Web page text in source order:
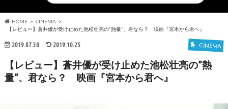
HOME
CINEMA
【レビュー】蒼井優が受け止めた池松壮亮の”熱量”、君なら？ 映画『宮本から君へ』
2019.07.30 2019.10.25 CINEMA
【レビュー】蒼井優が受け止めた池松壮亮の”熱
量”、君なら？ 映画『宮本から君へ』